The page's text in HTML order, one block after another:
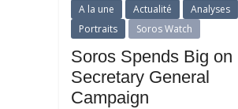
A la une Actualité
Analyses
Portraits
Soros Watch
Soros Spends Big on
Secretary General
Campaign